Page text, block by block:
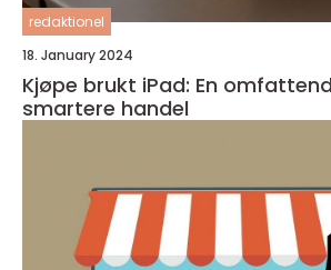
redaktionel
18. January 2024
Kjøpe brukt iPad: En
smartere handel